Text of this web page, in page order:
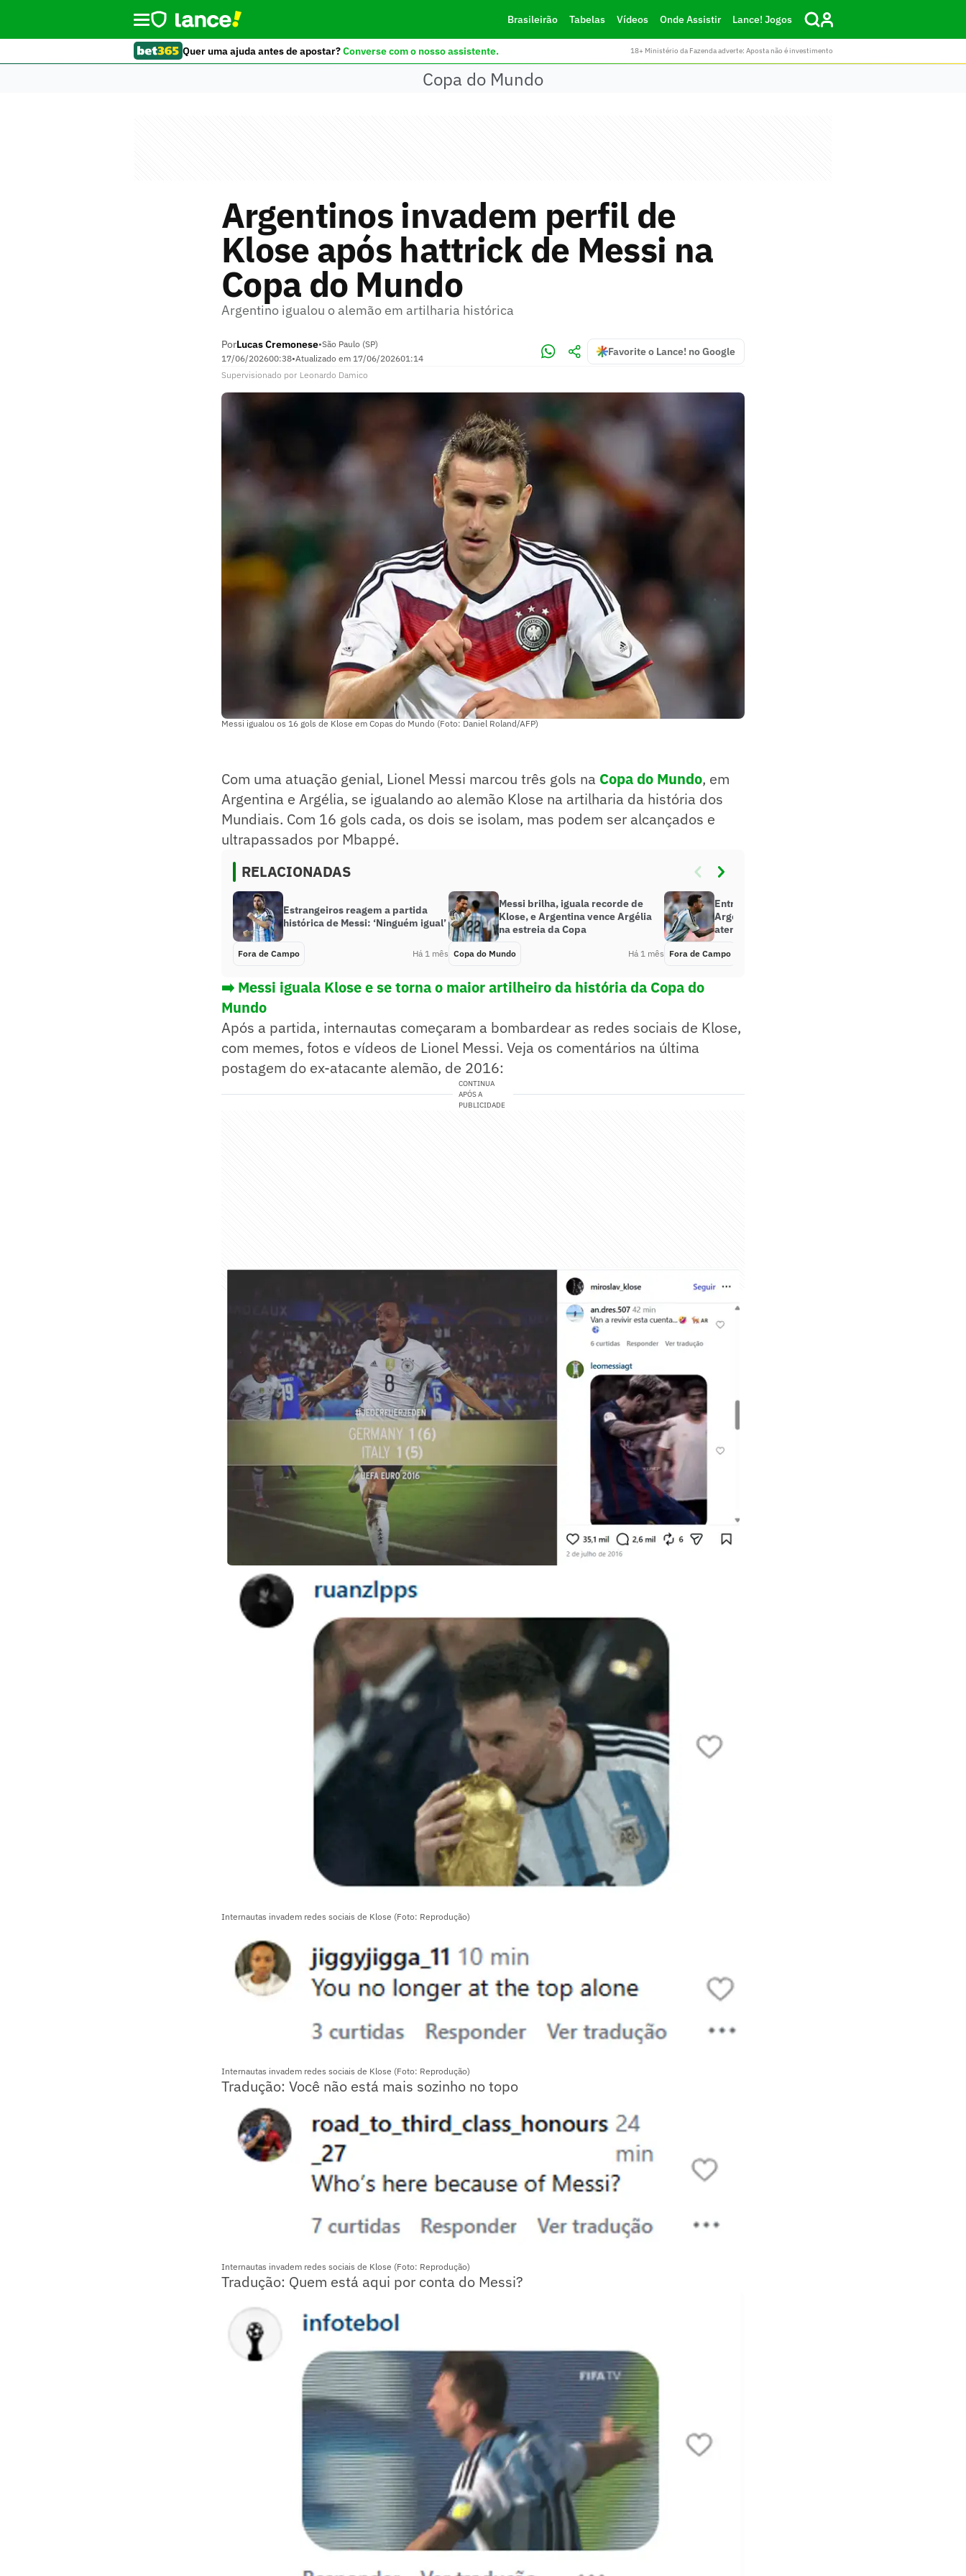
Brasileirão Tabelas Vídeos Onde Assistir Lance! Jogos
Quer uma ajuda antes de apostar?Converse com o nosso assistente. 18+ Ministério da Fazenda adverte: Aposta não é investimento
Copa do Mundo
Argentinos invadem perfil de
Klose após hattrick de Messi na
Copa do Mundo
Argentino igualou o alemão em artilharia histórica
PorLucas Cremonese•São Paulo (SP)
17/06/202600:38•Atualizado em 17/06/202601:14
Favorite o Lance! no Google
Supervisionado por Leonardo Damico
Messi igualou os 16 gols de Klose em Copas do Mundo (Foto: Daniel Roland/AFP)
Com uma atuação genial, Lionel Messi marcou três gols na Copa do Mundo, em
Argentina e Argélia, se igualando ao alemão Klose na artilharia da história dos
Mundiais. Com 16 gols cada, os dois se isolam, mas podem ser alcançados e
ultrapassados por Mbappé.
RELACIONADAS
Estrangeiros reagem a partida
histórica de Messi: ‘Ninguém igual’
Fora de Campo Há 1 mês
Messi brilha, iguala recorde de
Klose, e Argentina vence Argélia
na estreia da Copa
Copa do Mundo Há 1 mês
Entrada dura de Messi em
Argentina x Argélia chama
atenção: ‘Merecia’
Fora de Campo
➡️ Messi iguala Klose e se torna o maior artilheiro da história da Copa do
Mundo
Após a partida, internautas começaram a bombardear as redes sociais de Klose,
com memes, fotos e vídeos de Lionel Messi. Veja os comentários na última
postagem do ex-atacante alemão, de 2016:
CONTINUA
APÓS A
PUBLICIDADE
Internautas invadem redes sociais de Klose (Foto: Reprodução)
Internautas invadem redes sociais de Klose (Foto: Reprodução)
Tradução: Você não está mais sozinho no topo
Internautas invadem redes sociais de Klose (Foto: Reprodução)
Tradução: Quem está aqui por conta do Messi?